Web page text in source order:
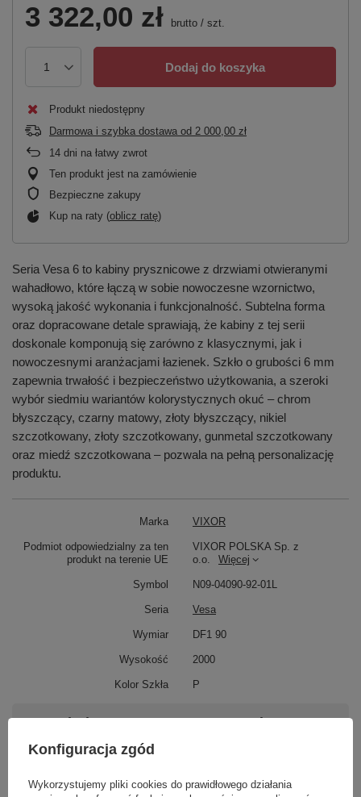
3 322,00 zł brutto / szt.
Dodaj do koszyka
Produkt niedostępny
Darmowa i szybka dostawa od 2 000,00 zł
14 dni na łatwy zwrot
Ten produkt jest na zamówienie
Bezpieczne zakupy
Kup na raty (oblicz ratę)
Seria Vesa 6 to kabiny prysznicowe z drzwiami otwieranymi
wahadłowo, które łączą w sobie nowoczesne wzornictwo,
wysoką jakość wykonania i funkcjonalność. Subtelna forma
oraz dopracowane detale sprawiają, że kabiny z tej serii
doskonale komponują się zarówno z klasycznymi, jak i
nowoczesnymi aranżacjami łazienek. Szkło o grubości 6 mm
zapewnia trwałość i bezpieczeństwo użytkowania, a szeroki
wybór siedmiu wariantów kolorystycznych okuć – chrom
błyszczący, czarny matowy, złoty błyszczący, nikiel
szczotkowany, złoty szczotkowany, gunmetal szczotkowany
oraz miedź szczotkowana – pozwala na pełną personalizację
produktu.
Marka VIXOR
Podmiot odpowiedzialny za ten
produkt na terenie UE
VIXOR POLSKA Sp. z
o.o.
Więcej
Symbol N09-04090-92-01L
Seria Vesa
Wymiar DF1 90
Wysokość 2000
Kolor Szkła P
Potrzebujesz pomocy? Masz pytania?
Zadaj pytanie a my odpowiemy niezwłocznie,
najciekawsze pytania i odpowiedzi publikując
Konfiguracja zgód
Wykorzystujemy pliki cookies do prawidłowego działania